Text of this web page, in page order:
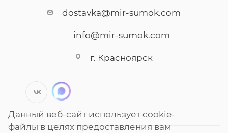
dostavka@mir-sumok.com
info@mir-sumok.com
г. Красноярск
Данный веб-сайт использует cookie-
файлы в целях предоставления вам